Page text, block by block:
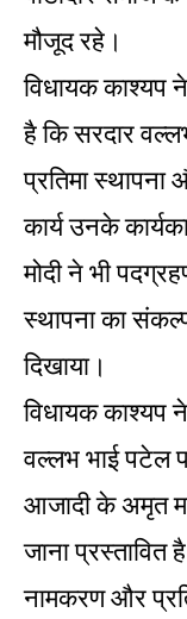
मौजूद रहे।
विधायक काश्यप
है कि सरदार
प्रतिमा
कार्य उनके
मोदी ने भी
स्थापना का
दिखाया।
विधायक काश्यप
वल्लभ भाई पटेल
आजादी के अमृत
जाना प्रस्तावित
नामकरण और